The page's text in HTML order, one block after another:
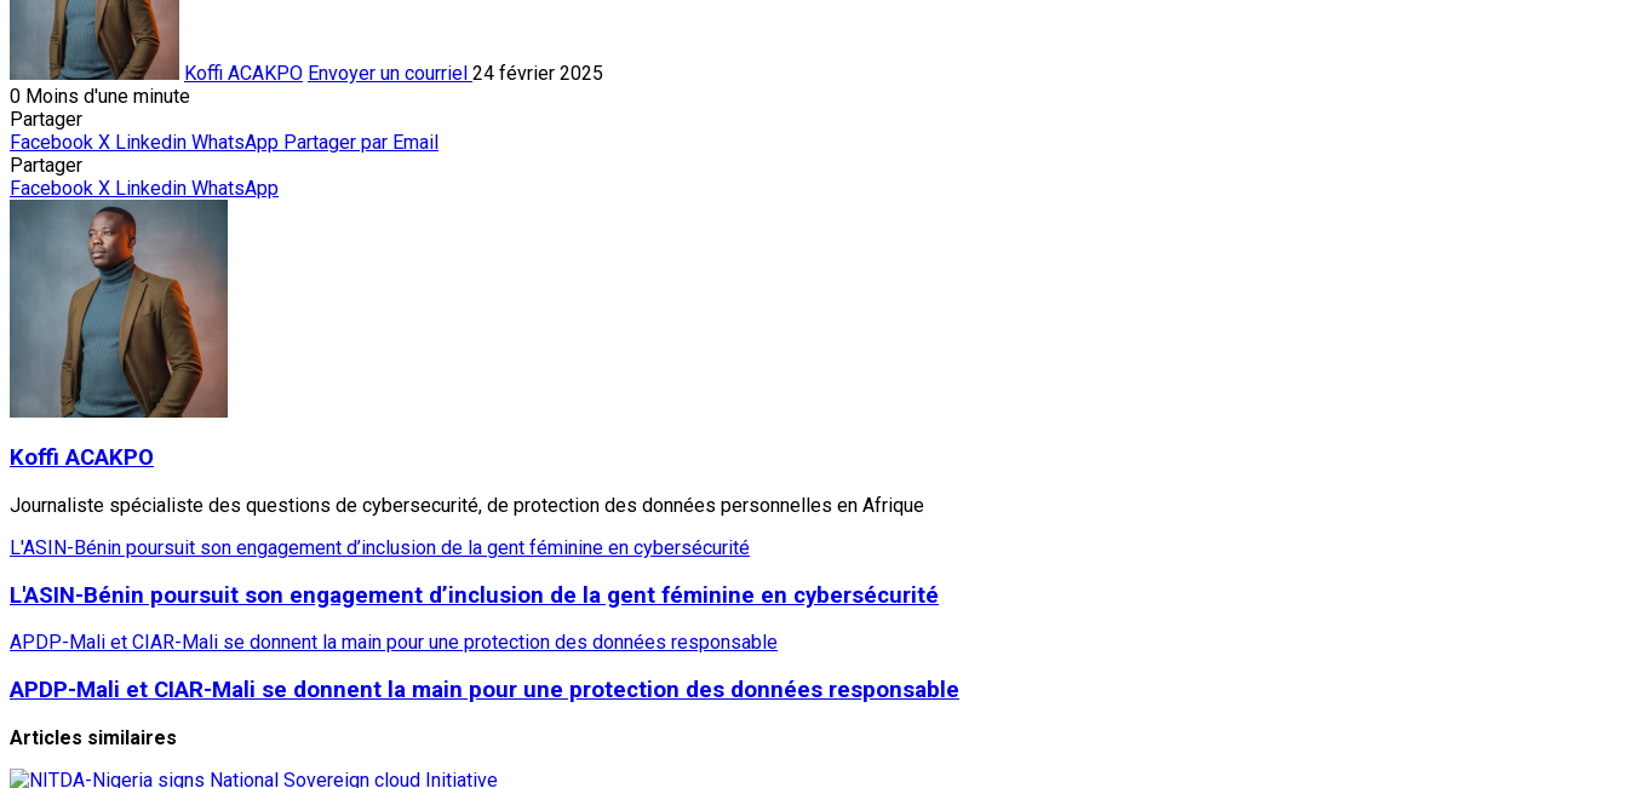
Koffi ACAKPO Envoyer un courriel 24 février 2025
0 Moins d'une minute
Partager
Facebook X Linkedin WhatsApp Partager par Email
Partager
Facebook X Linkedin WhatsApp
Koffi ACAKPO
Journaliste spécialiste des questions de cybersecurité, de protection des données personnelles en Afrique
L'ASIN-Bénin poursuit son engagement d’inclusion de la gent féminine en cybersécurité
L'ASIN-Bénin poursuit son engagement d’inclusion de la gent féminine en cybersécurité
APDP-Mali et CIAR-Mali se donnent la main pour une protection des données responsable
APDP-Mali et CIAR-Mali se donnent la main pour une protection des données responsable
Articles similaires